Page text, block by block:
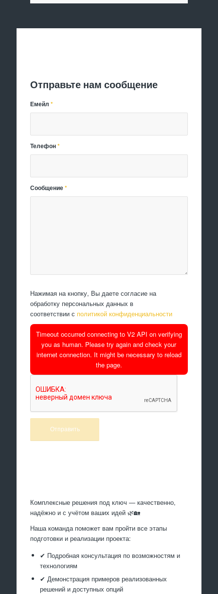
Отправьте нам сообщение
Емейл*
Телефон*
Сообщение*
Нажимая на кнопку, Вы даете согласие на
обработку персональных данных в
соответствии с политикой конфиденциальности
Timeout occurred connecting to V2 API on verifying
you as human. Please try again and check your
internet connection. It might be necessary to reload
the page.
Комплексные решения под ключ — качественно,
надёжно и с учётом ваших идей 🌿🏡
Наша команда поможет вам пройти все этапы
подготовки и реализации проекта:
✔ Подробная консультация по возможностям и
технологиям
✔ Демонстрация примеров реализованных
решений и доступных опций